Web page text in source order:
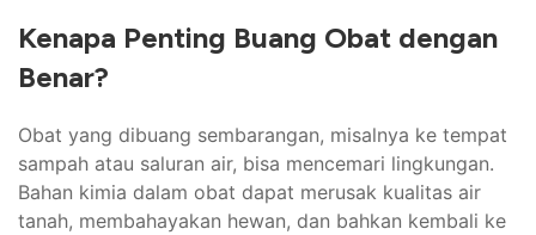
Kenapa Penting Buang Obat dengan
Benar?
Obat yang dibuang sembarangan, misalnya ke tempat
sampah atau saluran air, bisa mencemari lingkungan.
Bahan kimia dalam obat dapat merusak kualitas air
tanah, membahayakan hewan, dan bahkan kembali ke